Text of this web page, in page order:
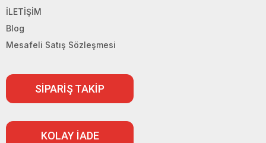
İLETİŞİM
Blog
Mesafeli Satış Sözleşmesi
SİPARİŞ TAKİP
KOLAY İADE